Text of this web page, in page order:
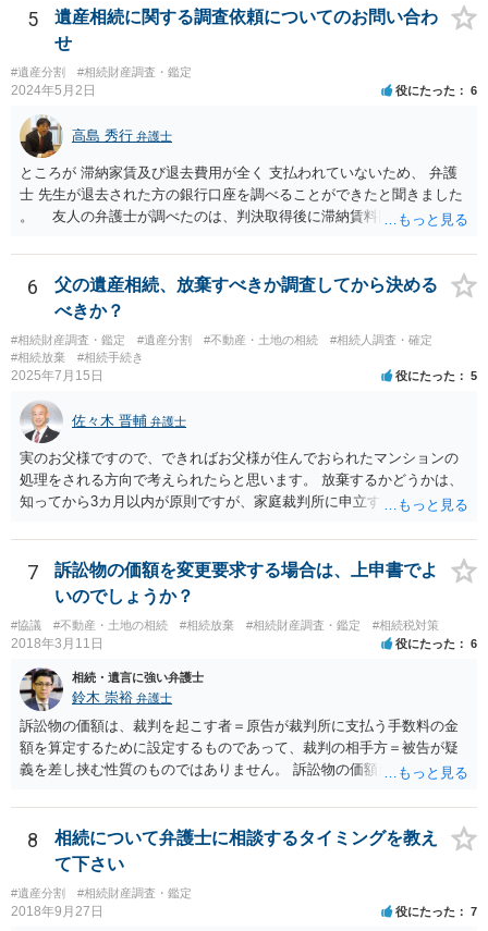
5
遺産相続に関する調査依頼についてのお問い合わ
せ
#遺産分割 #相続財産調査・鑑定
2024年5月2日 役にたった 6
高島 秀行 弁護士
ところが 滞納家賃及び退去費用が全く 支払われていないため、 弁護
士 先生が退去された方の銀行口座を調べることができたと聞きました
。 友人の弁護士が調べたのは、判決取得後に滞納賃料回収のため
預金の入出金履歴を調べたわけではありません。 残念ながら、事案
や目的も異なりますし、開示の内容も異なります。
6
父の遺産相続、放棄すべきか調査してから決める
べきか？
#相続財産調査・鑑定 #遺産分割 #不動産・土地の相続
#相続人調査・確定
#相続放棄
#相続手続き
2025年7月15日 役にたった 5
佐々木 晋輔 弁護士
実のお父様ですので、できればお父様が住んでおられたマンションの
処理をされる方向で考えられたらと思います。 放棄するかどうかは、
知ってから3カ月以内が原則ですが、家庭裁判所に申立すれば3カ月の
放棄するかどうか決めることができます。 銀行やサラ金が数年も放置
することはありませんので、数年後に借金が発見される可能性はほぼ
ありません。 なお、私が扱った相続放棄を検討していた案件で、期間
伸長して調査したところ、サラ金に対する過払金など相当な財産が見
つかったため相続したという事例がありました。
7
訴訟物の価額を変更要求する場合は、上申書でよ
いのでしょうか？
#協議 #不動産・土地の相続 #相続放棄 #相続財産調査・鑑定 #相続税対策
2018年3月11日 役にたった 6
相続・遺言に強い弁護士
鈴木 崇裕 弁護士
訴訟物の価額は、裁判を起こす者＝原告が裁判所に支払う手数料の金
額を算定するために設定するものであって、裁判の相手方＝被告が疑
義を差し挟む性質のものではありません。 訴訟物の価額自体が裁判の
したとしても、変更されることはありません。
8
相続について弁護士に相談するタイミングを教え
て下さい
#遺産分割 #相続財産調査・鑑定
2018年9月27日 役にたった 7